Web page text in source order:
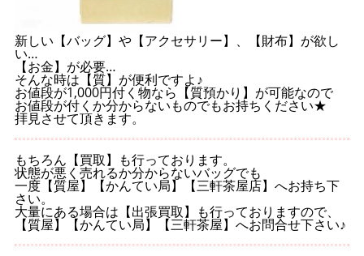
新しい【バッグ】や【アクセサリー】、【財布】が欲し
い…
【お金】が必要…
そんな時は【質】が便利ですよ♪
お値段が1,000円付く物なら【質預かり】が可能なので
お値段が付くか分からないものでもお持ちください★
拝見させて頂きます。
もちろん【買取】も行っております。
状態が悪く売れるか分からないバッグでも
一度【質屋】【かんてい局】【三軒茶屋店】へお持ち下
さい。
大量にある場合は【出張買取】も行っておりますので、
【質屋】【かんてい局】【三軒茶屋】へお問合せ下さい♪